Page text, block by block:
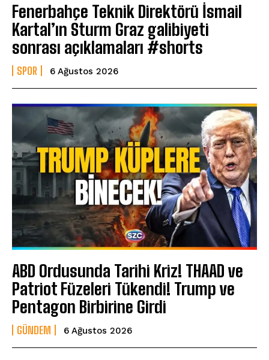
Fenerbahçe Teknik Direktörü İsmail
Kartal’ın Sturm Graz galibiyeti
sonrası açıklamaları #shorts
SPOR 6 Ağustos 2026
ABD Ordusunda Tarihi Kriz! THAAD ve
Patriot Füzeleri Tükendi! Trump ve
Pentagon Birbirine Girdi
GÜNDEM 6 Ağustos 2026